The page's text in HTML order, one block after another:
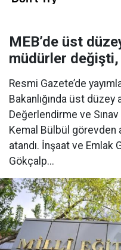
MEB’de üst
müdürler
Resmi Gazete’de
Bakanlığında üst düzey
Değerlendirme ve
Kemal Bülbül görevden
atandı. İnşaat ve Emlak
Gökçalp...